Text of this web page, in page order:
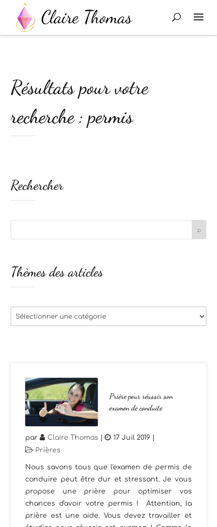
Résultats pour votre
recherche : permis
Prière pour réussir son
examen de conduite
par Claire Thomas | 17 Juil 2019
Prières
Nous savons tous que l'examen de permis de
conduire peut être dur et stressant. Je vous
propose une prière pour optimiser vos
chances d'avoir votre permis ! Attention, la
prière est une aide. Vous devez travailler et
Rechercher
Thèmes des articles
Thèmes
des